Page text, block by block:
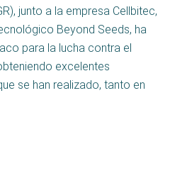
junto a la empresa Cellbitec,
Beyond Seeds, ha
para la lucha contra el
excelentes
se han realizado, tanto en